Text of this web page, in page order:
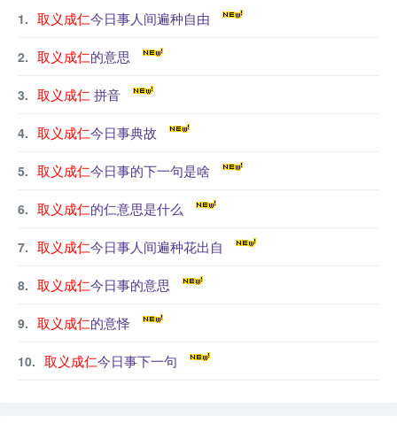
取义成仁今日事人间遍种自由
取义成仁的意思
取义成仁 拼音
取义成仁今日事典故
取义成仁今日事的下一句是啥
取义成仁的仁意思是什么
取义成仁今日事人间遍种花出自
取义成仁今日事的意思
取义成仁的意怿
取义成仁今日事下一句